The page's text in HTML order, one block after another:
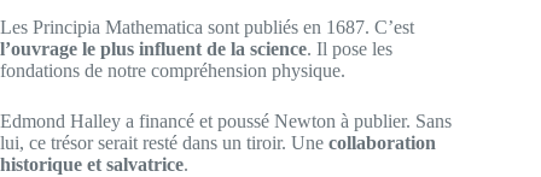
Les Principia Mathematica sont publiés en 1687. C’est
l’ouvrage le plus influent de la science. Il pose les
fondations de notre compréhension physique.
Edmond Halley a financé et poussé Newton à publier. Sans
lui, ce trésor serait resté dans un tiroir. Une collaboration
historique et salvatrice.